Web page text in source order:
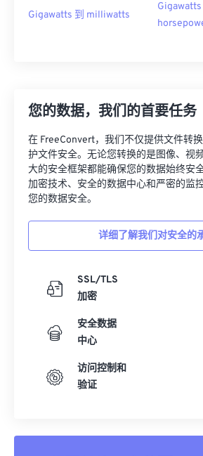
Gigawatts 到 milliwatts
您的数据，我们的首要任务
在 FreeConvert，我们不仅提供文件转
护文件安全。无论您转换的是图像、视
大的安全框架都能确保您的数据始终安
加密技术、安全的数据中心和严密的监
您的数据安全。
详细了解我们对安全的
SSL/TLS
加密
安全数据
中心
访问控制和
验证